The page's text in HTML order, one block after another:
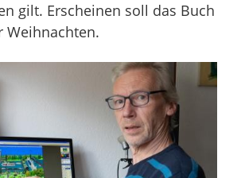
gilt. Erscheinen soll das Buch
Weihnachten.